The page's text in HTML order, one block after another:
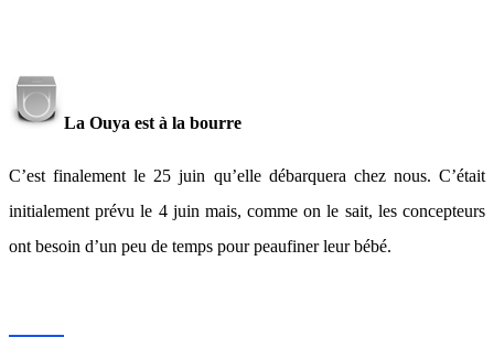
La Ouya est à la bourre
C’est finalement le 25 juin qu’elle débarquera chez nous. C’était
initialement prévu le 4 juin mais, comme on le sait, les concepteurs
ont besoin d’un peu de temps pour peaufiner leur bébé.